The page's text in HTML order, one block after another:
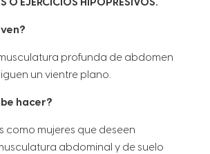
O EJERCICIOS HIPOPRESIVOS.
profunda de abdomen
un vientre plano.
hacer?
como mujeres que deseen
abdominal y de suelo